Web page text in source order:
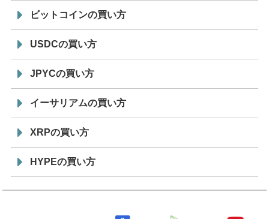
ビットコインの買い方
USDCの買い方
JPYCの買い方
イーサリアムの買い方
XRPの買い方
HYPEの買い方